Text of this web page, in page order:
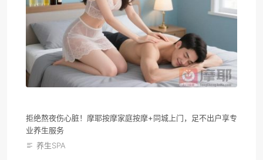
拒绝熬夜伤心脏！摩耶按摩家庭按摩+同城上门，足不出户享专
业养生服务
养生SPA